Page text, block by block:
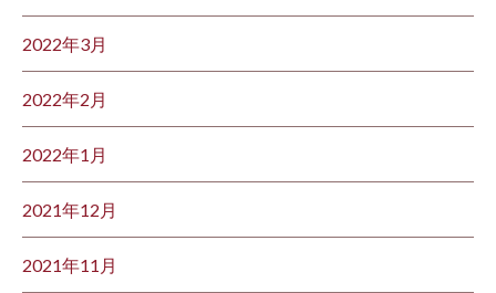
2022年3月
2022年2月
2022年1月
2021年12月
2021年11月